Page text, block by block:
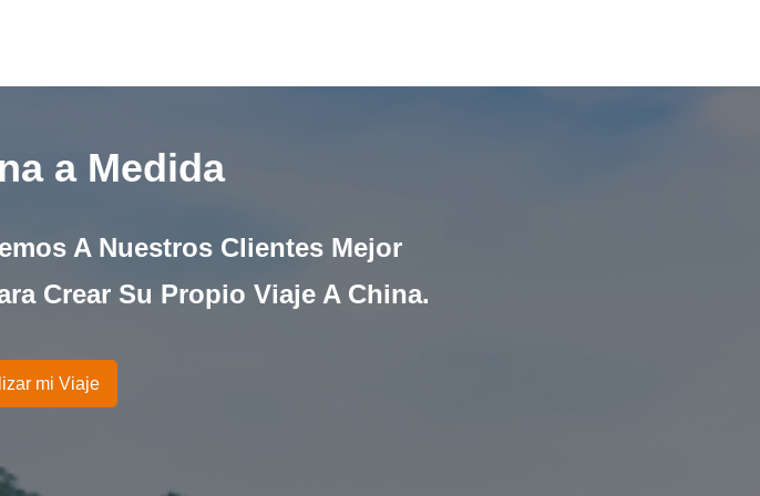
A Nuestros Clientes Mejor
Crear Su Propio Viaje A China.
a Medida
mi Viaje